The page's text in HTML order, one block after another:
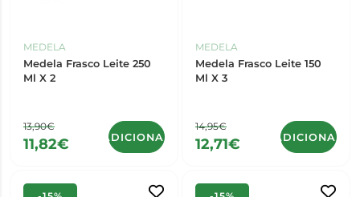
MEDELA
Medela Frasco Leite 250
Ml X 2
13,90€
11,82€ ADICIONAR
MEDELA
Medela Frasco Leite 150
Ml X 3
14,95€
12,71€ ADICIONAR